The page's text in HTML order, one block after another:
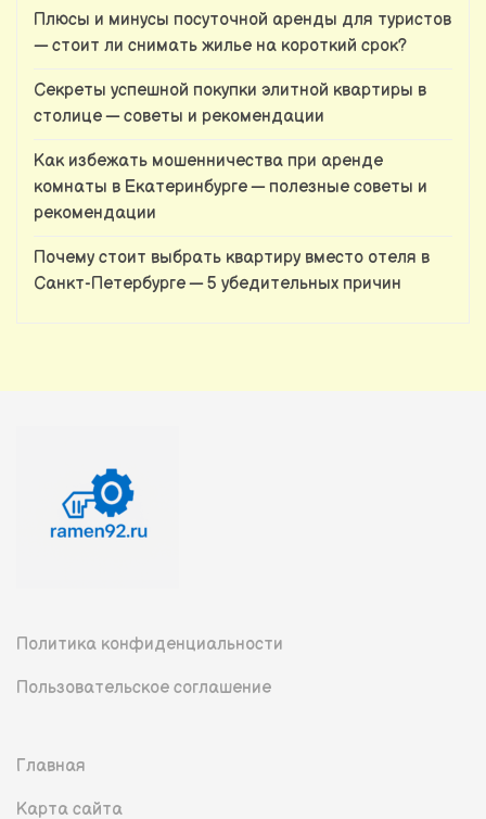
Плюсы и минусы посуточной аренды для туристов
— стоит ли снимать жилье на короткий срок?
Секреты успешной покупки элитной квартиры в
столице — советы и рекомендации
Как избежать мошенничества при аренде
комнаты в Екатеринбурге — полезные советы и
рекомендации
Почему стоит выбрать квартиру вместо отеля в
Санкт-Петербурге — 5 убедительных причин
Политика конфиденциальности
Пользовательское соглашение
Главная
Карта сайта